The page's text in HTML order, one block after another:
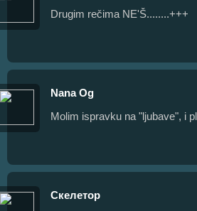
Drugim rečima NE'Š........+++
Nana Og
Molim ispravku na "ljubave", i
Скелетор